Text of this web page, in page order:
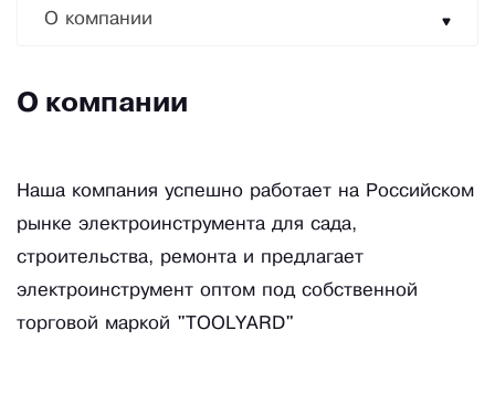
О компании
О компании
Наша компания успешно работает на Российском
рынке электроинструмента для сада,
строительства, ремонта и предлагает
электроинструмент оптом под собственной
торговой маркой "TOOLYARD"